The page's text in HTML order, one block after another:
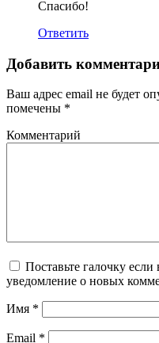
Спасибо!
Ответить
Добавить
Ваш адрес email не будет
помечены *
Комментарий
Поставьте галочку
уведомление о новых
Имя *
Email *